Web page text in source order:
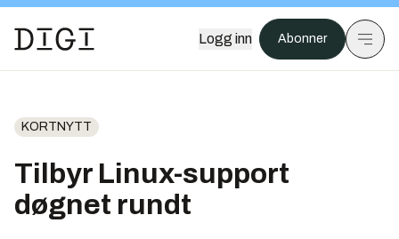
Logg inn Abonner
KORTNYTT
Tilbyr Linux-support
døgnet rundt